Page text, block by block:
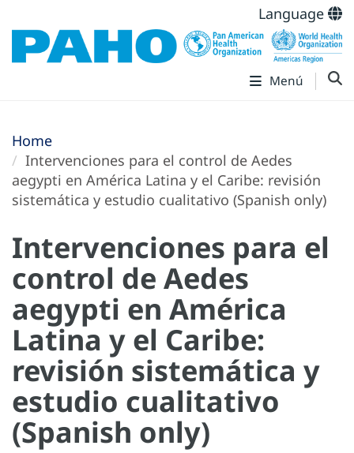
Language
Menú
Home
Intervenciones para el control de Aedes
aegypti en América Latina y el Caribe: revisión
sistemática y estudio cualitativo (Spanish only)
Intervenciones para el
control de Aedes
aegypti en América
Latina y el Caribe:
revisión sistemática y
estudio cualitativo
(Spanish only)